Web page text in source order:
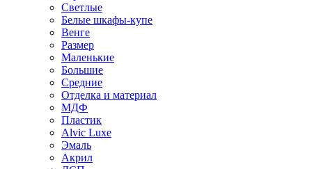
Светлые
Белые шкафы-купе
Венге
Размер
Маленькие
Большие
Средние
Отделка и материал
МДФ
Пластик
Alvic Luxe
Эмаль
Акрил